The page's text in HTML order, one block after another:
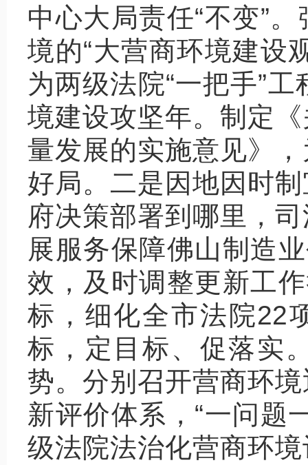
中心大局责任“不变”
境的“大营商环境建设
为两级法院“一把手”
境建设攻坚年。制定
量发展的实施意见》
好局。二是因地因时
府决策部署到哪里，
展服务保障佛山制造
效，及时调整更新工
标，细化全市法院22
标，定目标、促落实
势。分别召开营商环
新评价体系，“一问题
级法院法治化营商环境